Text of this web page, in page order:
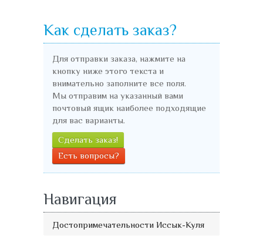
Как сделать заказ?
Для отправки заказа, нажмите на
кнопку ниже этого текста и
внимательно заполните все поля.
Мы отправим на указанный вами
почтовый ящик наиболее подходящие
для вас варианты.
Сделать заказ!
Есть вопросы?
Навигация
Достопримечательности Иссык-Куля